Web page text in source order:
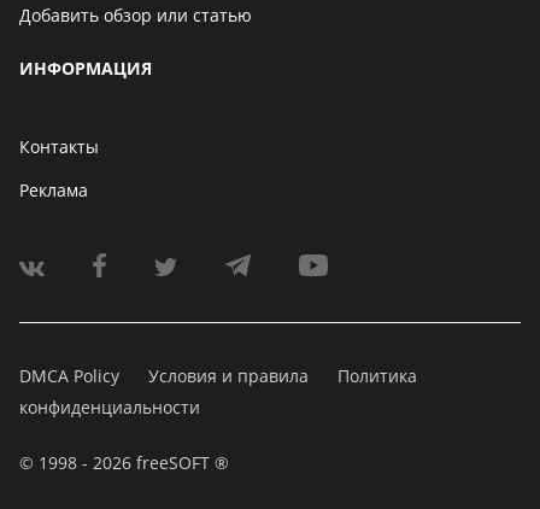
Добавить обзор или статью
ИНФОРМАЦИЯ
Контакты
Реклама
DMCA Policy Условия и правила
Политика
конфиденциальности
© 1998 - 2026 freeSOFT ®